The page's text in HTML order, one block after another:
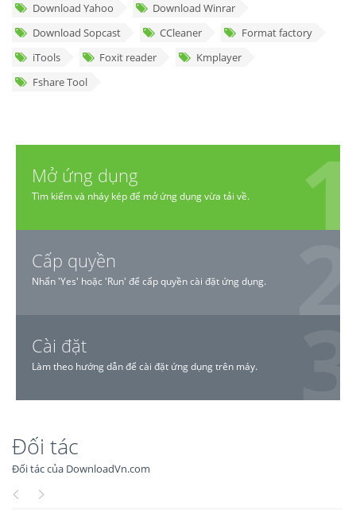
Download Yahoo
Download Winrar
Download Sopcast
CCleaner
Format factory
iTools
Foxit reader
Kmplayer
Fshare Tool
Mở ứng dụng
Tìm kiếm và nháy kép để mở ứng dụng vừa tải về.
Cấp quyền
Nhấn 'Yes' hoặc 'Run' để cấp quyền cài đặt ứng dụng.
Cài đặt
Làm theo hướng dẫn để cài đặt ứng dụng trên máy.
Đối tác
Đối tác của DownloadVn.com